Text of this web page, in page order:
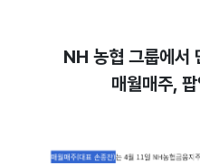
NH 농협 그룹에서
매월매주,